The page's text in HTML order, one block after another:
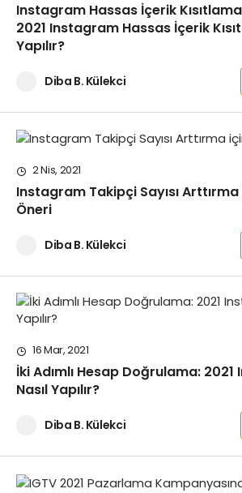
Instagram Hassas İçerik
2021 Instagram Hassas İçerik
Yapılır?
Diba B. Külekci
2 Nis, 2021
Instagram Takipçi Sayısı Arttırma
Öneri
Diba B. Külekci
16 Mar, 2021
İki Adımlı Hesap Doğrulama:
Nasıl Yapılır?
Diba B. Külekci